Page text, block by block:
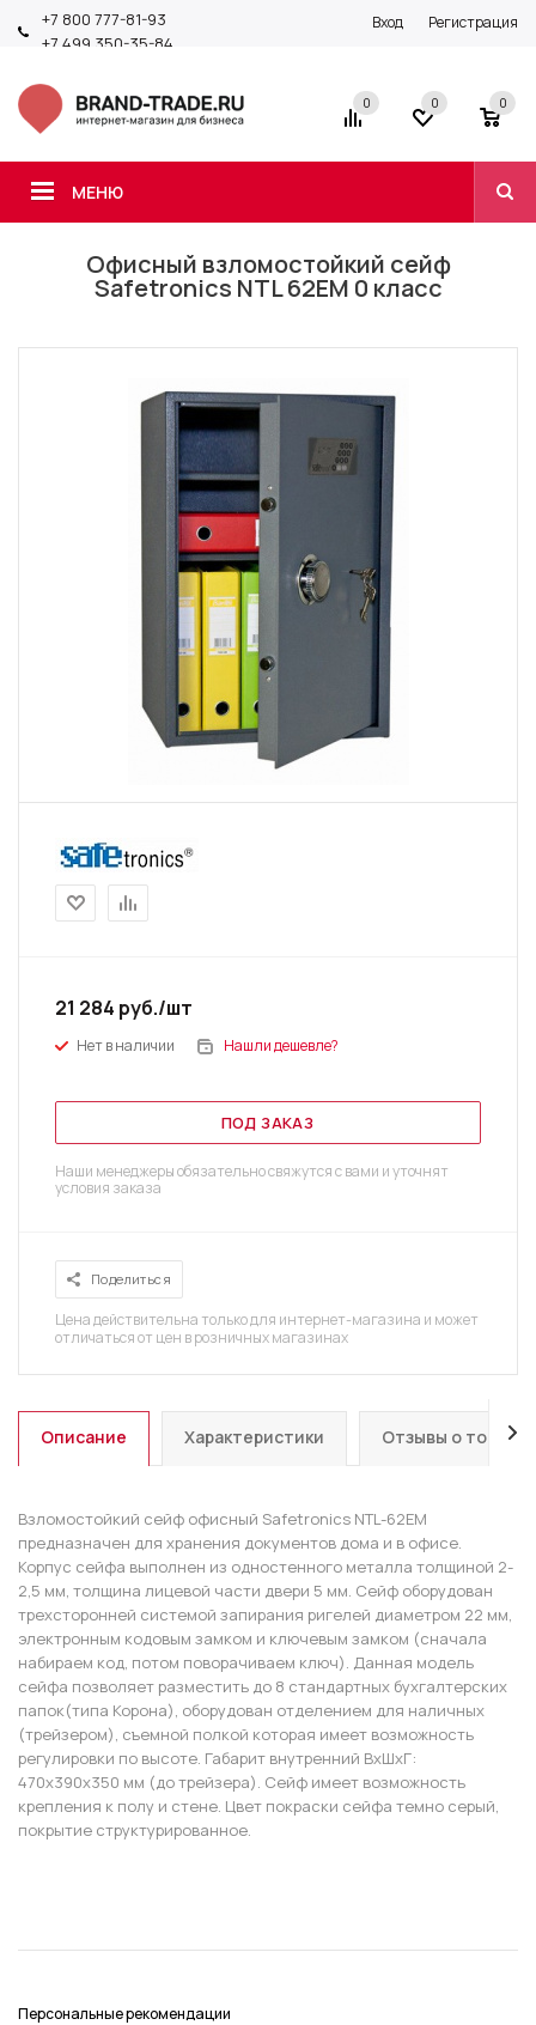
+7 800 777-81-93
+7 499 350-35-84
Вход Регистрация
МЕНЮ
0 0 0
Офисный взломостойкий сейф
Safetronics NTL 62ЕM 0 класс
21 284 руб./шт
Нет в наличии Нашли дешевле?
ПОД ЗАКАЗ
Наши менеджеры обязательно свяжутся с вами и уточнят
условия заказа
Поделиться
Цена действительна только для интернет-магазина и может
отличаться от цен в розничных магазинах
Описание Характеристики Отзывы о товаре
Взломостойкий сейф офисный Safetronics NTL-62EM
предназначен для хранения документов дома и в офисе.
Корпус сейфа выполнен из одностенного металла толщиной 2-
2,5 мм, толщина лицевой части двери 5 мм. Сейф оборудован
трехсторонней системой запирания ригелей диаметром 22 мм,
электронным кодовым замком и ключевым замком (сначала
набираем код, потом поворачиваем ключ). Данная модель
сейфа позволяет разместить до 8 стандартных бухгалтерских
папок(типа Корона), оборудован отделением для наличных
(трейзером), съемной полкой которая имеет возможность
регулировки по высоте. Габарит внутренний ВxШхГ:
470х390х350 мм (до трейзера). Сейф имеет возможность
крепления к полу и стене. Цвет покраски сейфа темно серый,
покрытие структурированное.
Персональные рекомендации